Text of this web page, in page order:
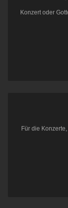
Konzert oder
Für die